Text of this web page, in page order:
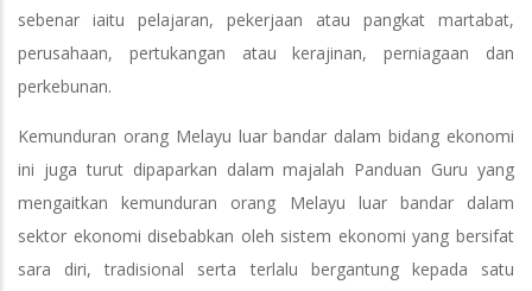
sebenar iaitu pelajaran, pekerjaan atau pangkat martabat,
perusahaan, pertukangan atau kerajinan, perniagaan dan
perkebunan.
Kemunduran orang Melayu luar bandar dalam bidang ekonomi
ini juga turut dipaparkan dalam majalah Panduan Guru yang
mengaitkan kemunduran orang Melayu luar bandar dalam
sektor ekonomi disebabkan oleh sistem ekonomi yang bersifat
sara diri, tradisional serta terlalu bergantung kepada satu